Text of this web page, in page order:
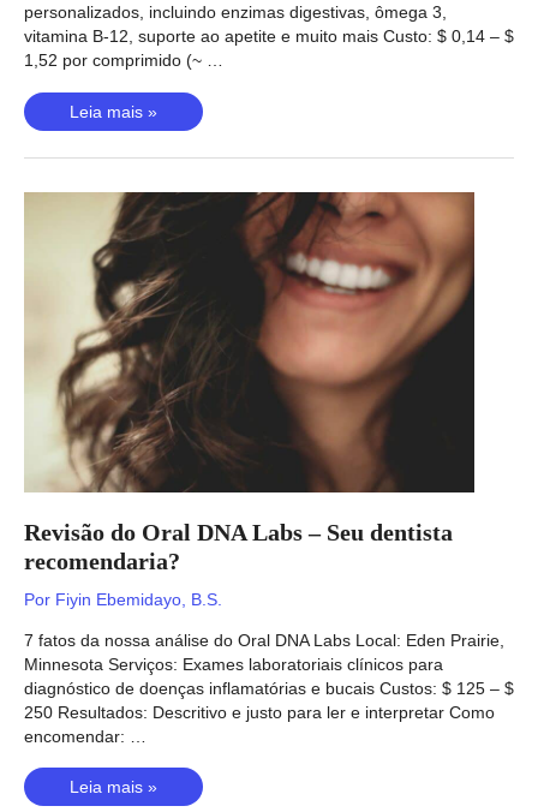
personalizados, incluindo enzimas digestivas, ômega 3,
vitamina B-12, suporte ao apetite e muito mais Custo: $ 0,14 – $
1,52 por comprimido (~ …
Revisão
da
Persona
dieta
apoia
saúde?
Leia mais »
Revisão do Oral DNA Labs – Seu dentista
recomendaria?
Por Fiyin Ebemidayo, B.S.
7 fatos da nossa análise do Oral DNA Labs Local: Eden Prairie,
Minnesota Serviços: Exames laboratoriais clínicos para
diagnóstico de doenças inflamatórias e bucais Custos: $ 125 – $
250 Resultados: Descritivo e justo para ler e interpretar Como
encomendar: …
Revisão
Leia mais »